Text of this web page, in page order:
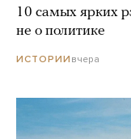
10 самых ярких
не о политике
ИСТОРИИ вчера